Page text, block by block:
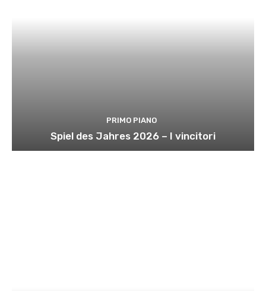
PRIMO PIANO
Spiel des Jahres 2026 – I vincitori